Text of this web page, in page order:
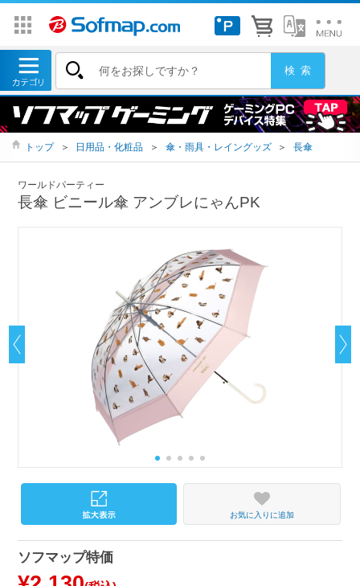
トップ ＞ 日用品・化粧品 ＞ 傘・雨具・レイングッズ ＞ 長傘
ワールドパーティー
長傘 ビニール傘 アンブレにゃんPK
お気に入りに追加
ソフマップ特価